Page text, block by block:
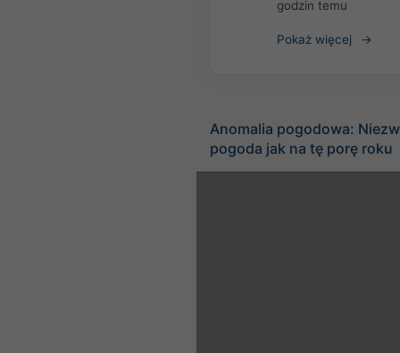
godzin temu
Pokaż więcej
Anomalia pogodowa:
pogoda jak na tę porę roku